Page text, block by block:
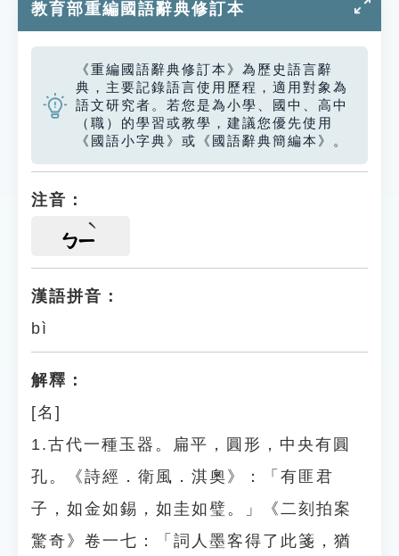
教育部重編國語辭典修訂本
《重編國語辭典修訂本》為歷史語言辭
典，主要記錄語言使用歷程，適用對象為
語文研究者。若您是為小學、國中、高中
（職）的學習或教學，建議您優先使用
《國語小字典》或《國語辭典簡編本》。
注音：
ㄅㄧ
漢語拼音：
bì
解釋：
[名]
1.古代一種玉器。扁平，圓形，中央有圓
孔。《詩經．衛風．淇奧》：「有匪君
子，如金如錫，如圭如璧。」《二刻拍案
驚奇》卷一七：「詞人墨客得了此箋，猶